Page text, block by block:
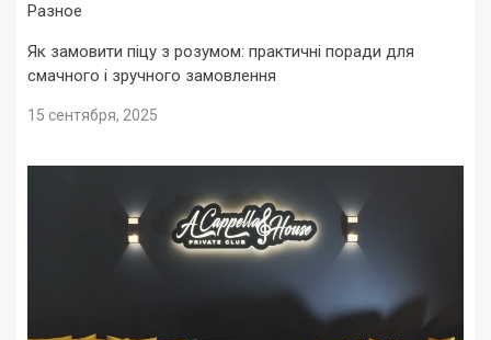
Разное
Як замовити піцу з розумом: практичні поради для
смачного і зручного замовлення
15 сентября, 2025